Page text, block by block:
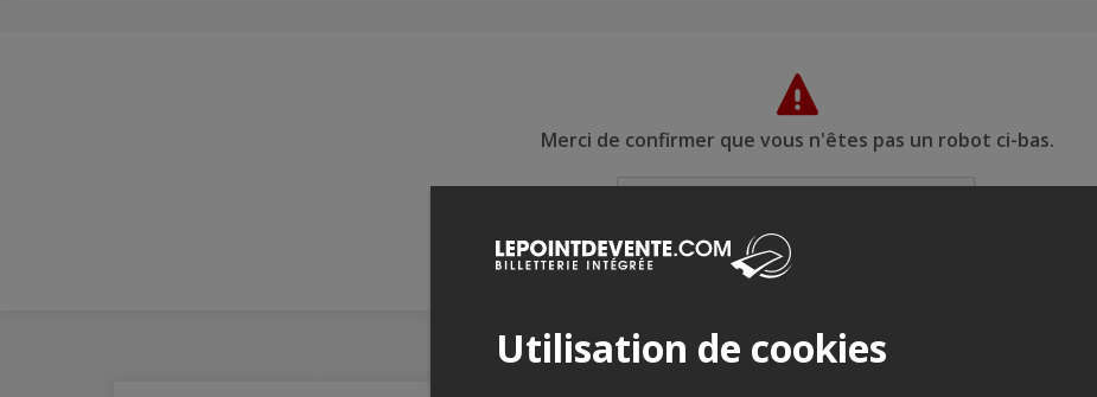
Merci de confirmer que vous n'êtes pas un robot ci-bas.
Utilisation de cookies